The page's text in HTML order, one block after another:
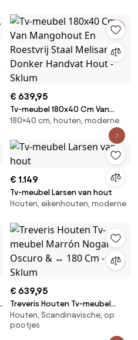
€ 639,95
Tv-meubel 180x40 Cm Van
Mangohout En Roestvrij Staal
Melisand Donker Handvat Hout
- Sklum
180×40 cm, houten, moderne
€ 1.149
Tv-meubel Larsen van hout
Houten, eikenhouten, moderne
€ 639,95
Treveris Houten Tv-meubel
Marrón Nogal Oscuro & ↔︎ 180
Cm - Sklum
Houten, Scandinavische, op
pootjes